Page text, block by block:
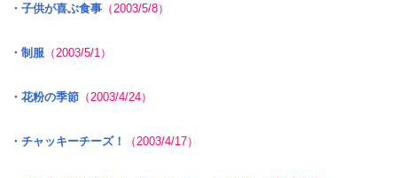
・子供が喜ぶ食事（2003/5/8）
・制服（2003/5/1）
・花粉の季節（2003/4/24）
・チャッキーチーズ！ （2003/4/17）